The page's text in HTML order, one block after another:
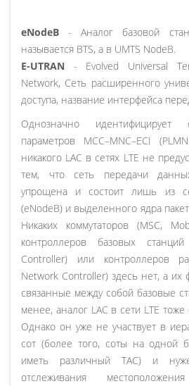
eNodeB - Аналог базовой
называется BTS, а в UMTS NodeB.
E-UTRAN - Evolved Universal
Network, Сеть расширенного
доступа, название интерфейса
Однозначно идентифицирует
параметров MCC–MNC–ECI
никакого LAC в сетях LTE не
тем, что сеть передачи
упрощена и состоит лишь из
(eNodeB) и выделенного ядра
Никаких коммутаторов (MSC,
контроллеров базовых
Controller) или контроллеров
Network Controller) здесь нет, а
связанные между собой базовые
менее, аналог LAC в сети LTE
Однако он уже не участвует в
сот (более того, соты на одной
иметь различный TAC) и
отслеживания